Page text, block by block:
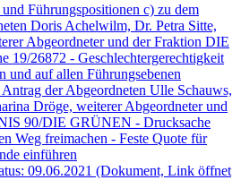
Führungspositionen c) zu dem
Doris Achelwilm, Dr. Petra Sitte,
Abgeordneter und der Fraktion DIE
19/26872 - Geschlechtergerechtigkeit
und auf allen Führungsebenen
der Abgeordneten Ulle Schauws,
Dröge, weiterer Abgeordneter und
90/DIE GRÜNEN - Drucksache
Weg freimachen - Feste Quote für
einführen
09.06.2021 (Dokument, Link öffnet